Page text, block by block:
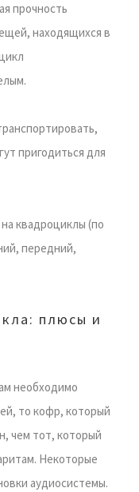
прочность
находящихся в
пригодиться для
квадроциклы (по
передний,
плюсы и
необходимо
то кофр, который
чем тот, который
Некоторые
аудиосистемы.